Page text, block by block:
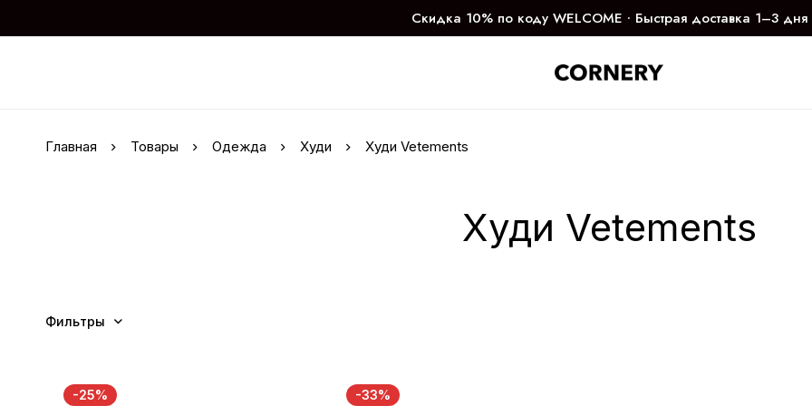
Скидка 10% по коду WELCOME ∙ Быстрая доставка 1–3 дня
Главная Товары Одежда Худи Худи Vetements
Худи Vetements
Фильтры
-25% -33%